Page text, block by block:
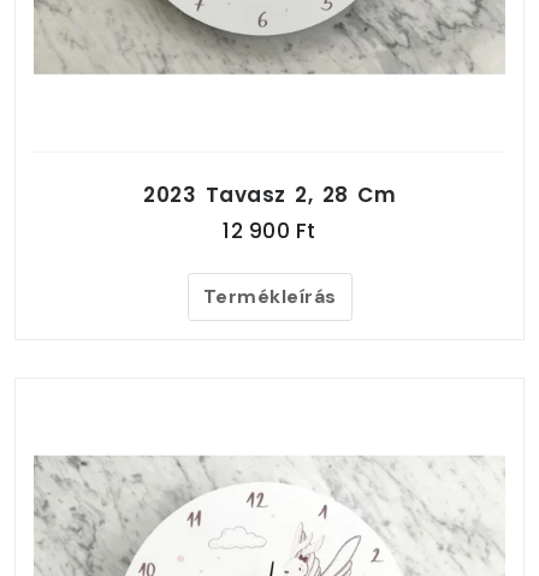
2023 Tavasz 2, 28 Cm
12 900 Ft
Termékleírás